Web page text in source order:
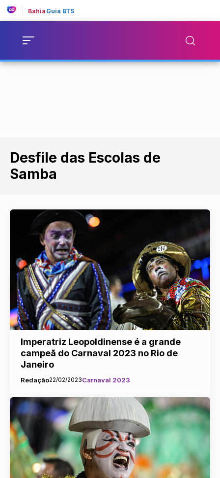
Bahia Guia BTS
Desfile das Escolas de
Samba
Imperatriz Leopoldinense é a grande
campeã do Carnaval 2023 no Rio de
Janeiro
Redação22/02/2023Carnaval 2023